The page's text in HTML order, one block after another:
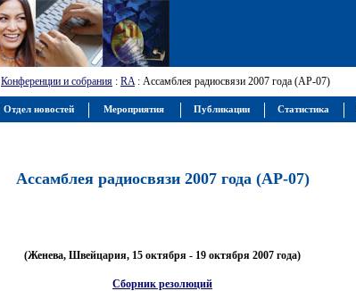
Конференции и собрания : RA: Ассамблея радиосвязи 2007 года (АР-07)
Ассамблея радиосвязи 2007 года (АР-07)
(Женева, Швейцария, 15 октября - 19 октября 2007 года)
Сборник резолюций
Отдел новостей Мероприятия Публикации Статистика